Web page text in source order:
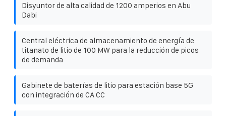
Disyuntor de alta calidad de 1200 amperios en Abu
Dabi
Central eléctrica de almacenamiento de energía de
titanato de litio de 100 MW para la reducción de picos
de demanda
Gabinete de baterías de litio para estación base 5G
con integración de CA CC